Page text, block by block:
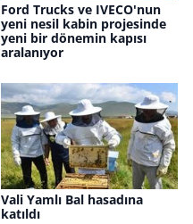
Ford Trucks ve IVECO'nun
yeni nesil kabin projesinde
yeni bir dönemin kapısı
aralanıyor
Vali Yamlı Bal hasadına
katıldı